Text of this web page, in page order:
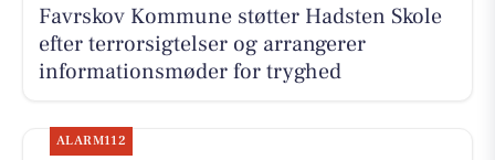
Favrskov Kommune støtter Hadsten Skole
efter terrorsigtelser og arrangerer
informationsmøder for tryghed
ALARM112